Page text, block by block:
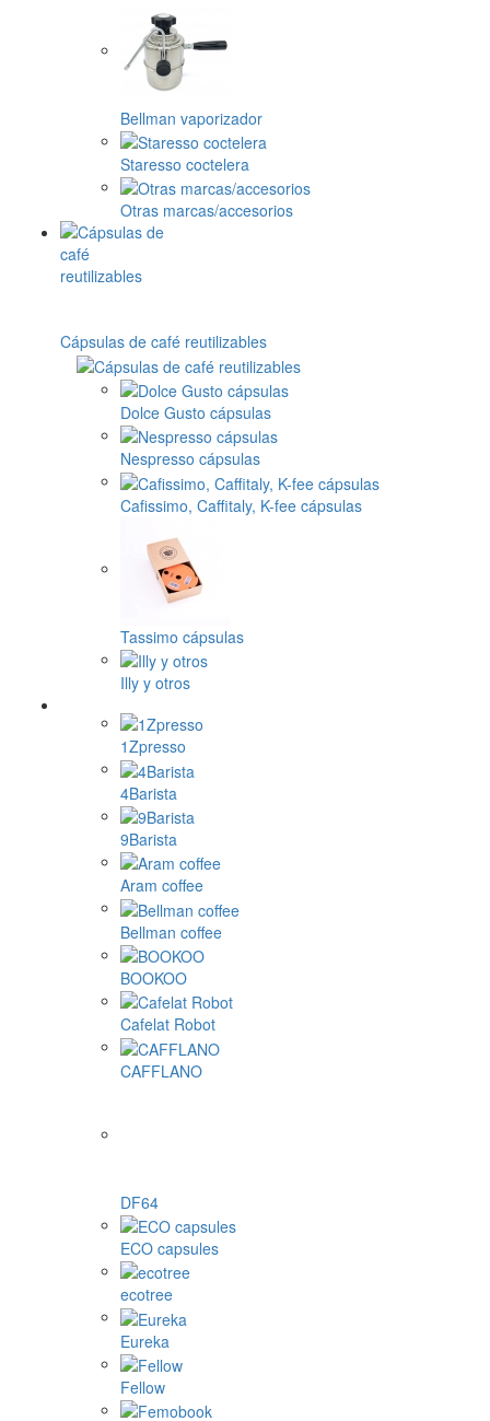
Bellman vaporizador
Staresso coctelera
Otras marcas/accesorios
Cápsulas de café reutilizables
Dolce Gusto cápsulas
Nespresso cápsulas
Cafissimo, Caffitaly, K-fee cápsulas
Tassimo cápsulas
Illy y otros
1Zpresso
4Barista
9Barista
Aram coffee
Bellman coffee
BOOKOO
Cafelat Robot
CAFFLANO
DF64
ECO capsules
ecotree
Eureka
Fellow